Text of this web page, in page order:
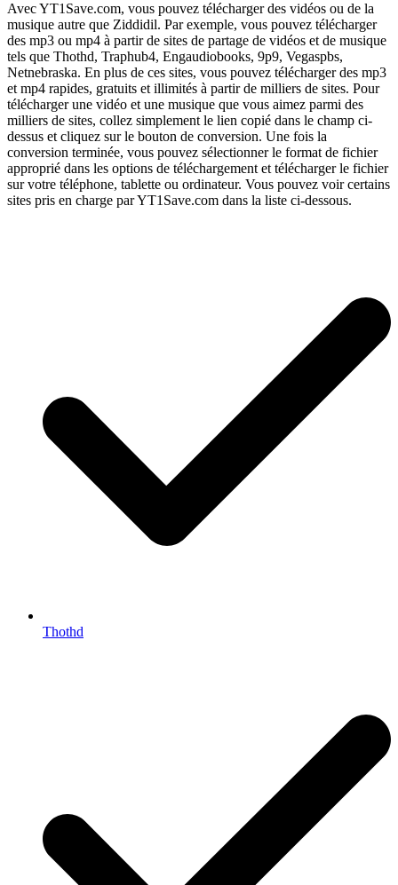
Avec YT1Save.com, vous pouvez télécharger des vidéos ou de la
musique autre que Ziddidil. Par exemple, vous pouvez télécharger
des mp3 ou mp4 à partir de sites de partage de vidéos et de musique
tels que Thothd, Traphub4, Engaudiobooks, 9p9, Vegaspbs,
Netnebraska. En plus de ces sites, vous pouvez télécharger des mp3
et mp4 rapides, gratuits et illimités à partir de milliers de sites. Pour
télécharger une vidéo et une musique que vous aimez parmi des
milliers de sites, collez simplement le lien copié dans le champ ci-
dessus et cliquez sur le bouton de conversion. Une fois la
conversion terminée, vous pouvez sélectionner le format de fichier
approprié dans les options de téléchargement et télécharger le fichier
sur votre téléphone, tablette ou ordinateur. Vous pouvez voir certains
sites pris en charge par YT1Save.com dans la liste ci-dessous.
Thothd